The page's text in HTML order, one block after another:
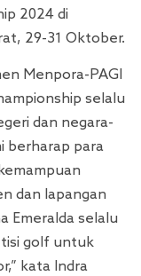
2024 di
29-31 Oktober.
Menpora-PAGI
selalu
dan negara-
berharap para
dan lapangan
Emeralda selalu
golf untuk
kata Indra